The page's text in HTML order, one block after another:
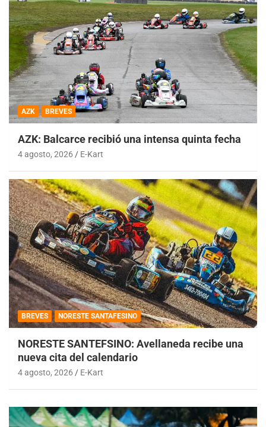
AZK BREVES
AZK: Balcarce recibió una intensa quinta fecha
4 agosto, 2026 E-Kart
BREVES NORESTE SANTAFESINO
NORESTE SANTEFSINO: Avellaneda recibe una
nueva cita del calendario
4 agosto, 2026 E-Kart